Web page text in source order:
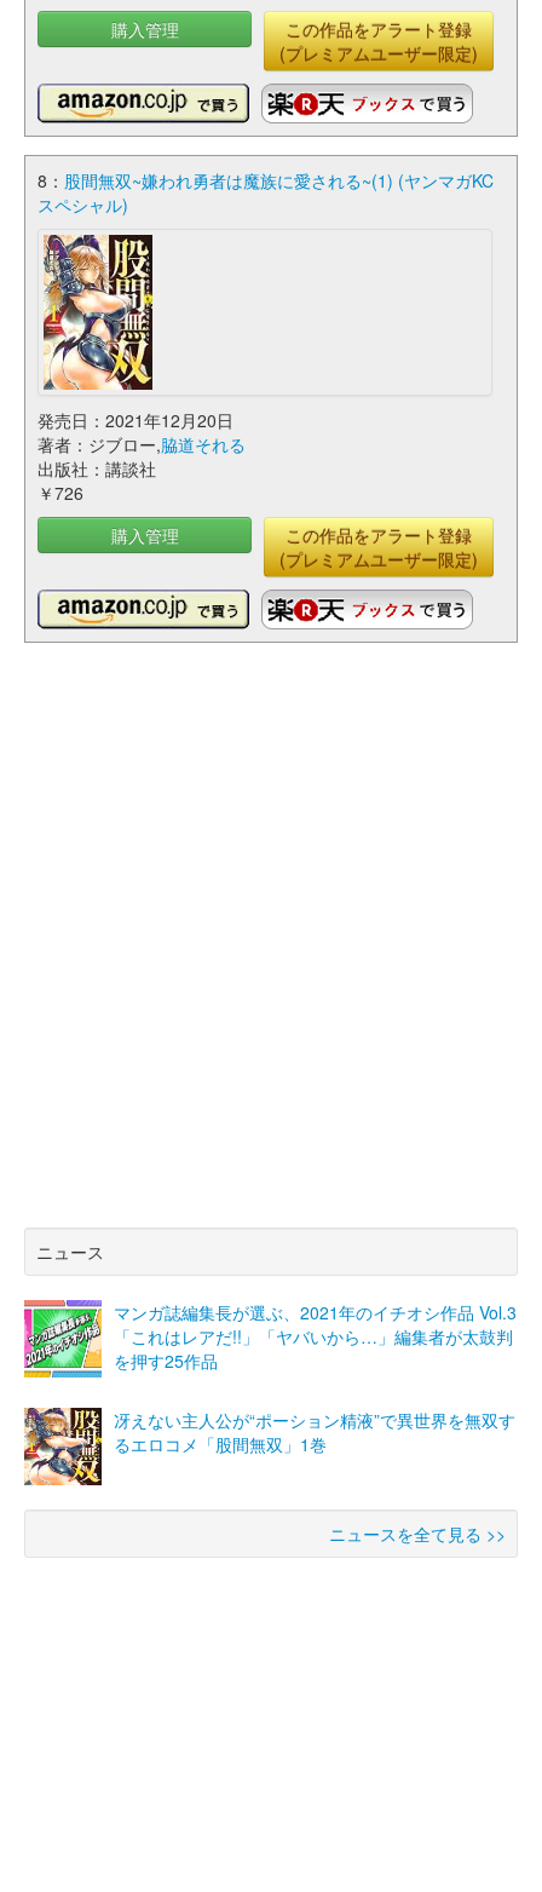
購入管理
この作品をアラート登録
(プレミアムユーザー限定)
8： 股間無双~嫌われ勇者は魔族に愛される~(1) (ヤンマガKC
スペシャル)
発売日：2021年12月20日
著者：ジブロー,脇道それる
出版社：講談社
￥726
購入管理
この作品をアラート登録
(プレミアムユーザー限定)
ニュース
マンガ誌編集長が選ぶ、2021年のイチオシ作品 Vol.3
「これはレアだ!!」「ヤバいから…」編集者が太鼓判
を押す25作品
冴えない主人公が“ポーション精液”で異世界を無双す
るエロコメ「股間無双」1巻
ニュースを全て見る >>